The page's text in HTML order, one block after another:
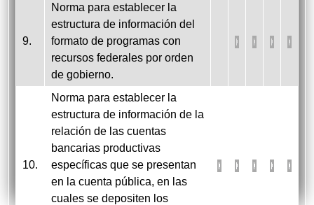
9.
Norma para establecer la
estructura de información del
formato de programas con
recursos federales por orden
de gobierno.
10.
Norma para establecer la
estructura de información de la
relación de las cuentas
bancarias productivas
específicas que se presentan
en la cuenta pública, en las
cuales se depositen los